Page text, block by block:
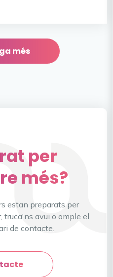
més
per
més?
estan preparats per
truca'ns avui o omple el
de contacte.